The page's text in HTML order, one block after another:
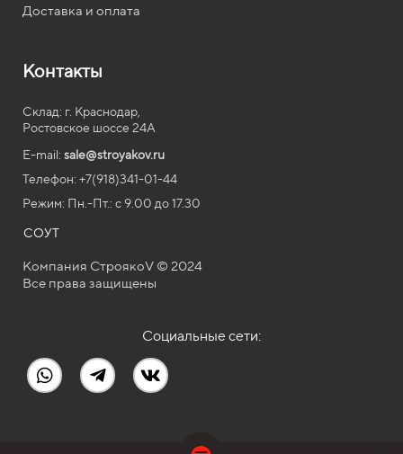
Доставка и оплата
Контакты
Склад: г. Краснодар,
Ростовское шоссе 24А
E-mail: sale@stroyakov.ru
Телефон: +7(918)341-01-44
Режим: Пн.-Пт.: с 9.00 до17.30
СОУТ
Компания СтроякоV © 2024
Все права защищены
Социальные сети: